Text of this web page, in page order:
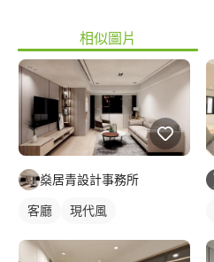
相似圖片
燊居青設計事務所
客廳 現代風